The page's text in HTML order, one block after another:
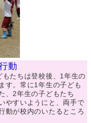
動
たちは登校後、1年生の
す。常に1年生の子ども
、2年生の子どもたち
やすいようにと、両手で
動が校内のいたるところ